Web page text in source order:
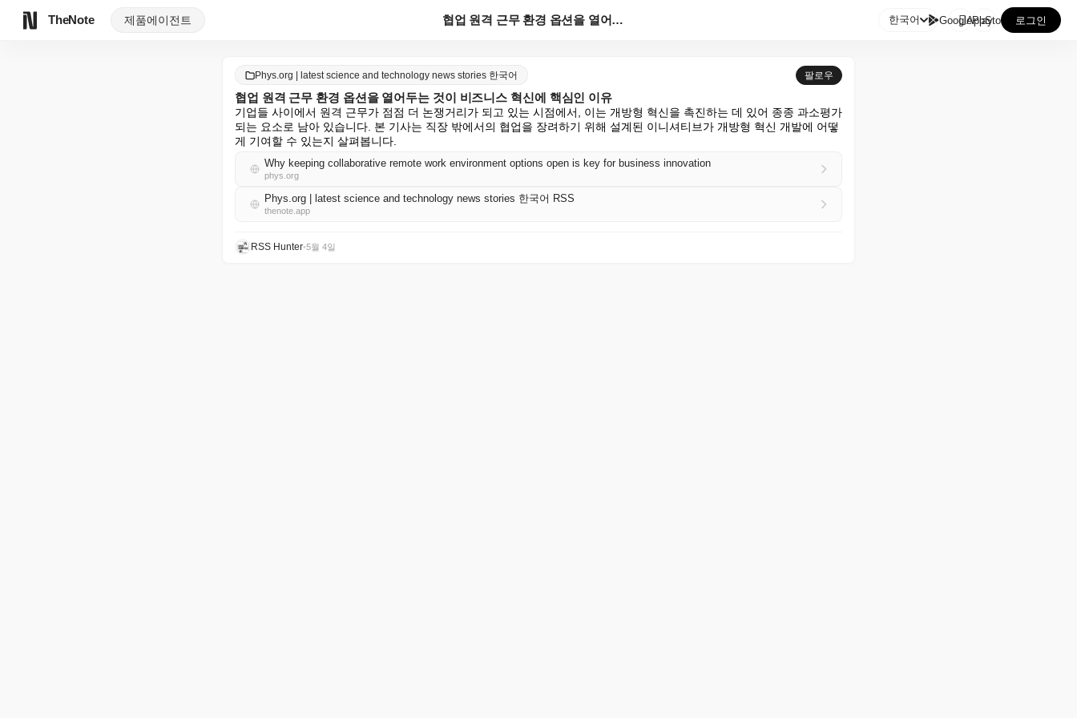
TheNote 제품에이전트 협업 원격 근무 환경 옵션을 열어두는 것이 비즈니스 혁... 한국어 GooglePlay
AppStore 로그인
Phys.org | latest science and technology news stories 한국어 팔로우
협업 원격 근무 환경 옵션을 열어두는 것이 비즈니스 혁신에 핵심인 이유
기업들 사이에서 원격 근무가 점점 더 논쟁거리가 되고 있는 시점에서, 이는 개방형 혁신을 촉진하는 데 있어 종종 과소평가
되는 요소로 남아 있습니다. 본 기사는 직장 밖에서의 협업을 장려하기 위해 설계된 이니셔티브가 개방형 혁신 개발에 어떻
게 기여할 수 있는지 살펴봅니다.
Why keeping collaborative remote work environment options open is key for business innovation
phys.org
Phys.org | latest science and technology news stories 한국어 RSS
thenote.app
RSS Hunter•5월 4일